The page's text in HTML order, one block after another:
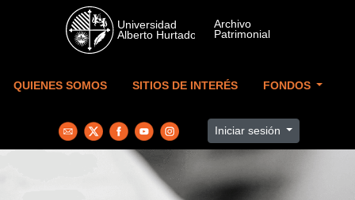
Skip to main content
QUIENES SOMOS SITIOS DE INTERÉS FONDOS
Iniciar sesión